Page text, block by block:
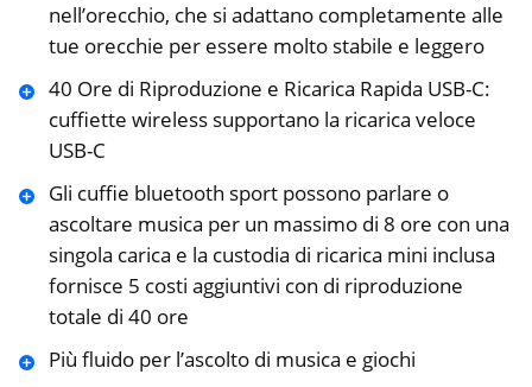
nell’orecchio, che si adattano completamente alle
tue orecchie per essere molto stabile e leggero
40 Ore di Riproduzione e Ricarica Rapida USB-C:
cuffiette wireless supportano la ricarica veloce
USB-C
Gli cuffie bluetooth sport possono parlare o
ascoltare musica per un massimo di 8 ore con una
singola carica e la custodia di ricarica mini inclusa
fornisce 5 costi aggiuntivi con di riproduzione
totale di 40 ore
Più fluido per l’ascolto di musica e giochi